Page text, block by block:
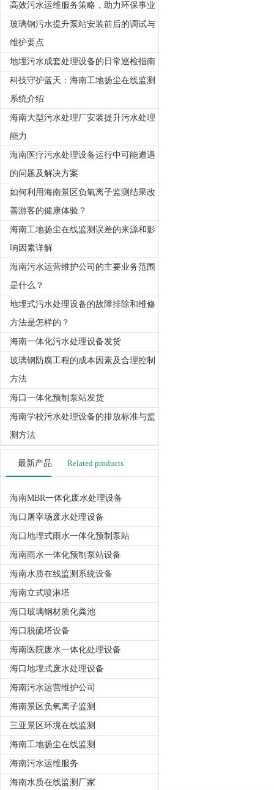
高效污水运维服务策略，助力环保事业
玻璃钢污水提升泵站安装前后的调试与
维护要点
地埋污水成套处理设备的日常巡检指南
科技守护蓝天：海南工地扬尘在线监测
系统介绍
海南大型污水处理厂安装提升污水处理
能力
海南医疗污水处理设备运行中可能遭遇
的问题及解决方案
如何利用海南景区负氧离子监测结果改
善游客的健康体验？
海南工地扬尘在线监测误差的来源和影
响因素详解
海南污水运营维护公司的主要业务范围
是什么？
地埋式污水处理设备的故障排除和维修
方法是怎样的？
海南一体化污水处理设备发货
玻璃钢防腐工程的成本因素及合理控制
方法
海口一体化预制泵站发货
海南学校污水处理设备的排放标准与监
测方法
最新产品 Related products
海南MBR一体化废水处理设备
海口屠宰场废水处理设备
海口地埋式雨水一体化预制泵站
海南雨水一体化预制泵站设备
海南水质在线监测系统设备
海南立式喷淋塔
海口玻璃钢材质化粪池
海口脱硫塔设备
海南医院废水一体化处理设备
海口地埋式废水处理设备
海南污水运营维护公司
海南景区负氧离子监测
三亚景区环境在线监测
海南工地扬尘在线监测
海南污水运维服务
海南水质在线监测厂家